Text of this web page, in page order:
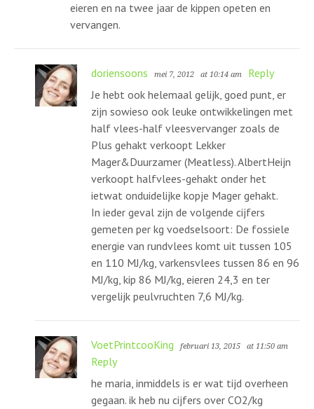
eieren en na twee jaar de kippen opeten en
vervangen.
doriensoons mei 7, 2012 at 10:14 am
Reply
Je hebt ook helemaal gelijk, goed punt, er
zijn sowieso ook leuke ontwikkelingen met
half vlees-half vleesvervanger zoals de
Plus gehakt verkoopt Lekker
Mager&Duurzamer (Meatless). AlbertHeijn
verkoopt halfvlees-gehakt onder het
ietwat onduidelijke kopje Mager gehakt.
In ieder geval zijn de volgende cijfers
gemeten per kg voedselsoort: De fossiele
energie van rundvlees komt uit tussen 105
en 110 MJ/kg, varkensvlees tussen 86 en 96
MJ/kg, kip 86 MJ/kg, eieren 24,3 en ter
vergelijk peulvruchten 7,6 MJ/kg.
VoetPrintcooKing februari 13, 2015 at 11:50 am
Reply
he maria, inmiddels is er wat tijd overheen
gegaan. ik heb nu cijfers over CO2/kg